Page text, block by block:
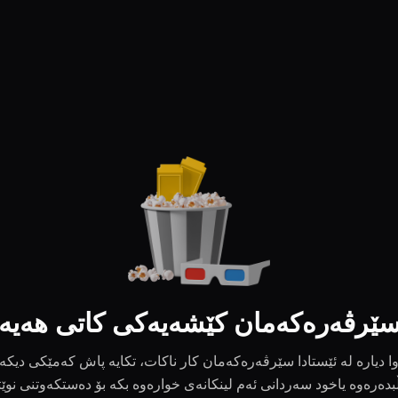
کێشەیەکی کاتی
وا دیارە لە ئێستادا سێرڤەرەکەمان کار ناکات، تکایە پاش کەمێکی دیکە
یاخود سەردانی ئەم لینکانەی خوارەوە بکە بۆ دەستکەوتنی